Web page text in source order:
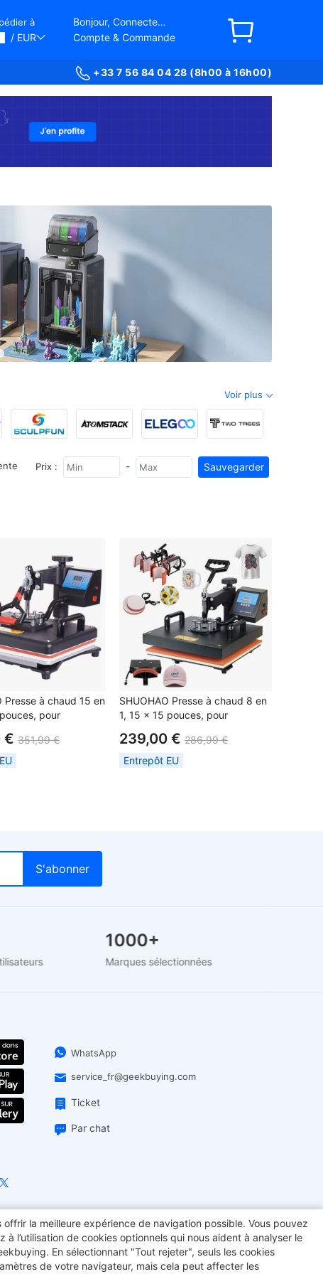
à
/ EUR
Bonjour, Connectez-vous
Compte & Commande
+33 7 56 84 04 28 (8h00 à 16h00)
Voir plus
Prix : -
Presse à chaud 15 en
pour
ruban
tasse/assiette/puzzle/t-
€ 351,99 €
SHUOHAO Presse à chaud 8 en
1, 15 x 15 pouces, pour
étui de téléphone/ruban
adhésif/autocollants/tasse/assiette/puzzle/
shirts
239,00 € 286,99 €
Entrepôt EU
1000+
Marques sélectionnées
WhatsApp
service_fr@geekbuying.com
Ticket
Par chat
Filament Creality K2 Combo OUKITEL
portable Machine à café
la meilleure expérience de navigation possible. Vous pouvez
l’utilisation de cookies optionnels qui nous aident à analyser le
En sélectionnant "Tout rejeter", seuls les cookies
de votre navigateur, mais cela peut affecter les